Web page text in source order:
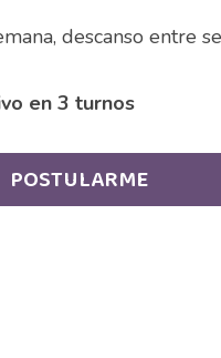
descanso entre
en 3 turnos
POSTULARME